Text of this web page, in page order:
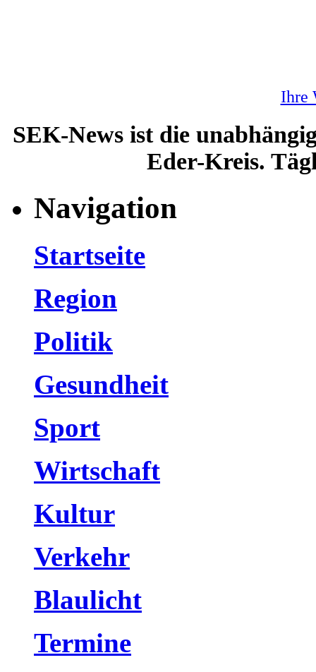
Ihre
SEK-News ist die
Eder-Kreis.
Navigation
Startseite
Region
Politik
Gesundheit
Sport
Wirtschaft
Kultur
Verkehr
Blaulicht
Termine